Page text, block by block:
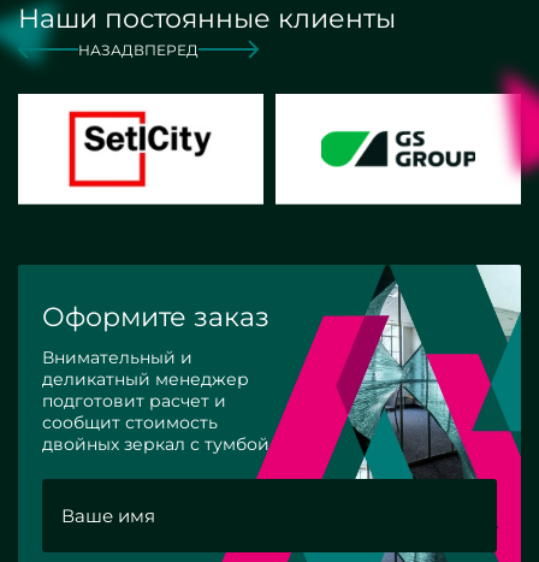
Наши постоянные клиенты
НАЗАД ВПЕРЕД
Оформите заказ
Внимательный и
деликатный менеджер
подготовит расчет и
сообщит стоимость
двойных зеркал с тумбой